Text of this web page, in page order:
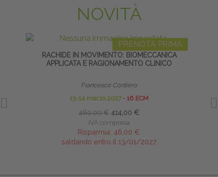
NOVITÀ
PRENOTA PRIMA
RACHIDE IN MOVIMENTO: BIOMECCANICA
APPLICATA E RAGIONAMENTO CLINICO
Francesco Contiero
13-14 marzo 2027 ∙ 16 ECM
460,00 € 414,00 €
IVA compresa
Risparmia: 46,00 €
saldando entro il 13/01/2027